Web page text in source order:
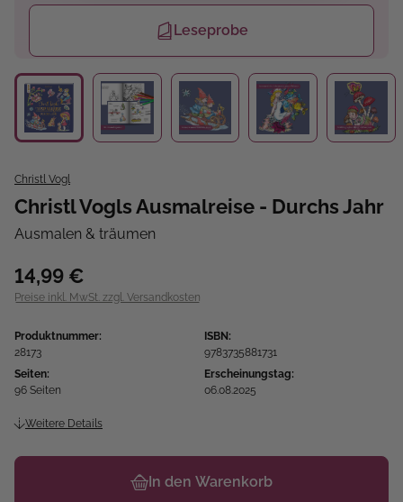
Leseprobe
Christl Vogl
Christl Vogls Ausmalreise - Durchs Jahr
Ausmalen & träumen
14,99 €
Preise inkl. MwSt. zzgl. Versandkosten
Produktnummer:
28173
ISBN:
9783735881731
Seiten:
96 Seiten
Erscheinungstag:
06.08.2025
Weitere Details
In den Warenkorb